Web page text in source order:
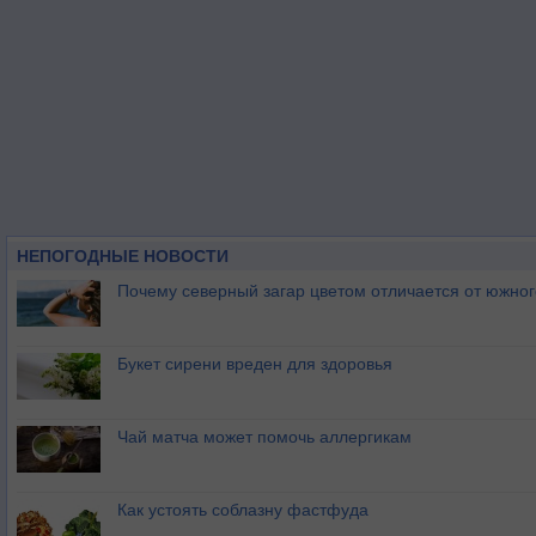
НЕПОГОДНЫЕ НОВОСТИ
Почему северный загар цветом отличается от
Букет сирени вреден для здоровья
Чай матча может помочь аллергикам
Как устоять соблазну фастфуда